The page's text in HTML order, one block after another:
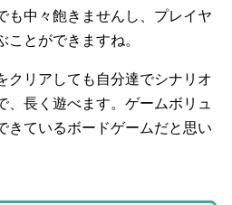
も中々飽きませんし、プレイヤ
とができますね。
クリアしても自分達でシナリオ
、長く遊べます。ゲームボリュ
きているボードゲームだと思い